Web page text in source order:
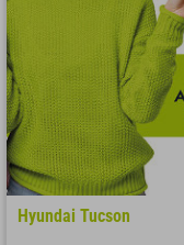
Hyundai Tucson